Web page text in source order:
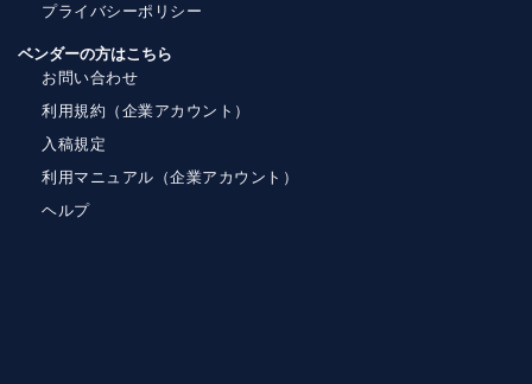
プライバシーポリシー
ベンダーの方はこちら
お問い合わせ
利用規約（企業アカウント）
入稿規定
利用マニュアル（企業アカウント）
ヘルプ